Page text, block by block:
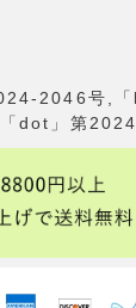
2046号,
dot」第